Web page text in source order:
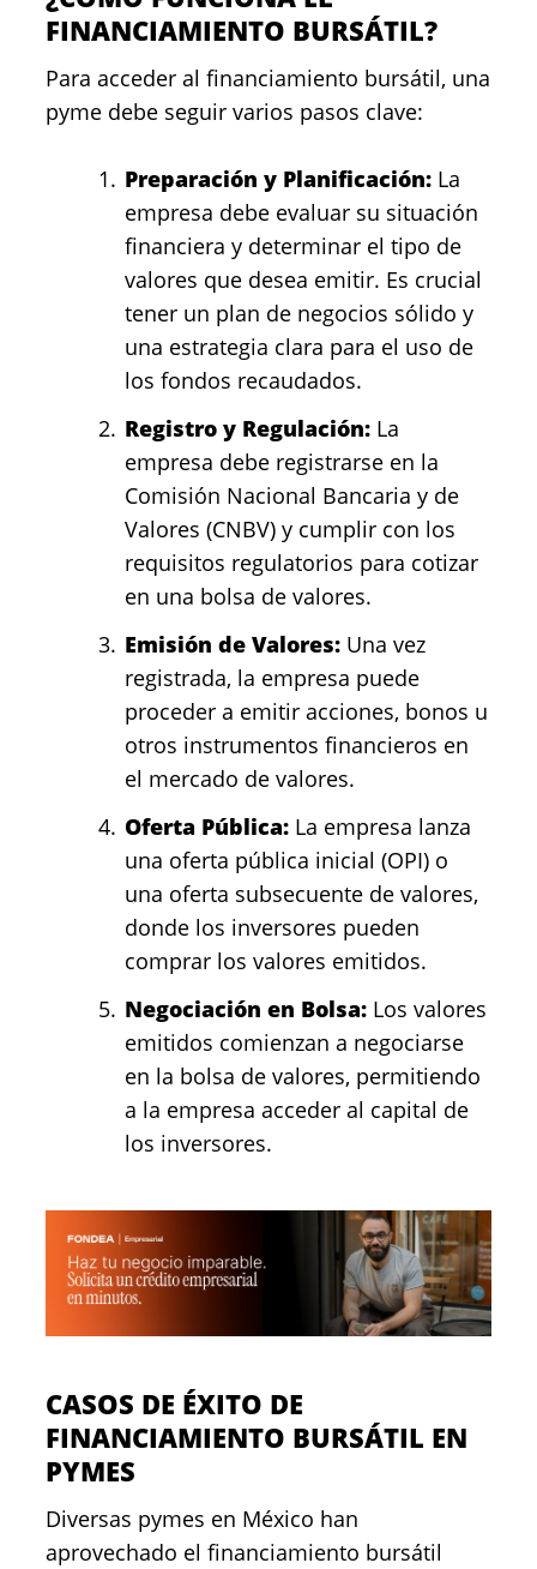
FINANCIAMIENTO BURSÁTIL?
Para acceder al financiamiento bursátil, una
pyme debe seguir varios pasos clave:
Preparación y Planificación: La
empresa debe evaluar su situación
financiera y determinar el tipo de
valores que desea emitir. Es crucial
tener un plan de negocios sólido y
una estrategia clara para el uso de
los fondos recaudados.
Registro y Regulación: La
empresa debe registrarse en la
Comisión Nacional Bancaria y de
Valores (CNBV) y cumplir con los
requisitos regulatorios para cotizar
en una bolsa de valores.
Emisión de Valores: Una vez
registrada, la empresa puede
proceder a emitir acciones, bonos u
otros instrumentos financieros en
el mercado de valores.
Oferta Pública: La empresa lanza
una oferta pública inicial (OPI) o
una oferta subsecuente de valores,
donde los inversores pueden
comprar los valores emitidos.
Negociación en Bolsa: Los valores
emitidos comienzan a negociarse
en la bolsa de valores, permitiendo
a la empresa acceder al capital de
los inversores.
CASOS DE ÉXITO DE
FINANCIAMIENTO BURSÁTIL EN
PYMES
Diversas pymes en México han
aprovechado el financiamiento bursátil